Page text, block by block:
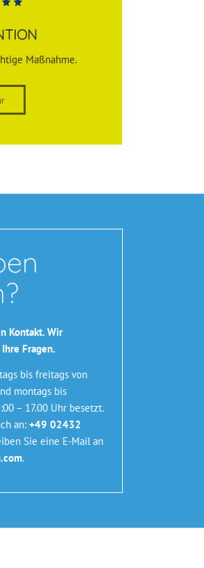
Maßnahme.
Kontakt. Wir
Fragen.
bis freitags von
montags bis
– 17.00 Uhr besetzt.
an:+49 02432
Sie eine E-Mail an
.